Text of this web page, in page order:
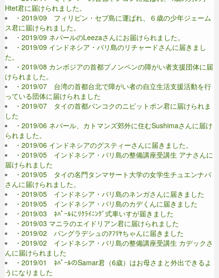
Htet君に届けられました。
・2019/09 フィリピン・セブ島に運ばれ、６歳の少年ジェーム
ス君に届けられました。
・2019/09 ネパールのLeezaさんにお届けられました。
・2019/09 インドネシア・バリ島のリチャードさんに届きまし
た。
・2019/08 カンボジアの首都プノンペンの障がい者支援団体に届
けられました。
・2019/07 台湾の首都台北で障がい者の自立生活支援活動を行
っている団体に届けられました
・2019/07 タイの首都バンコクのニピットポン君に届けられま
した
・2019/06 ネパール、カトマンズ郊外に住むSushimaさんに届け
られました。
・2019/06 インドネシアのグスティーさんに届きました。
・2019/05 インドネシア・バリ島の整備講座受講生 アナさんに
届けられました
・2019/05 タイの名門タンマサート大学の女学生チュエンナパ
さんに届けられました。
・2019/05 インドネシア・バリ島のネンガさんに届きました
・2019/05 インドネシア・バリ島のカデくんに届きました
・2019/03 ﾈﾊﾟｰﾙにﾘｸﾗｲﾆﾝｸﾞ式車いすが届きました
・2019/03 マニラのエイドリアン君に届けられました
・2019/02 バングラデシュのｱﾌﾘﾔちゃんに届きました
・2019/02 インドネシア・バリ島の整備講座受講生 カデックさ
んに届けられました
・2019/01 ﾈﾊﾟｰﾙのSamar君（6歳）はお母さまと外出できるよ
うになりました